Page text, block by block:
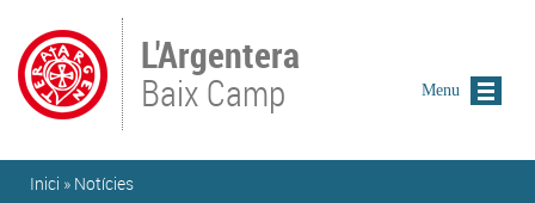
L'Argentera
Baix Camp
Esteu aquí
Inici » Notícies
Menu